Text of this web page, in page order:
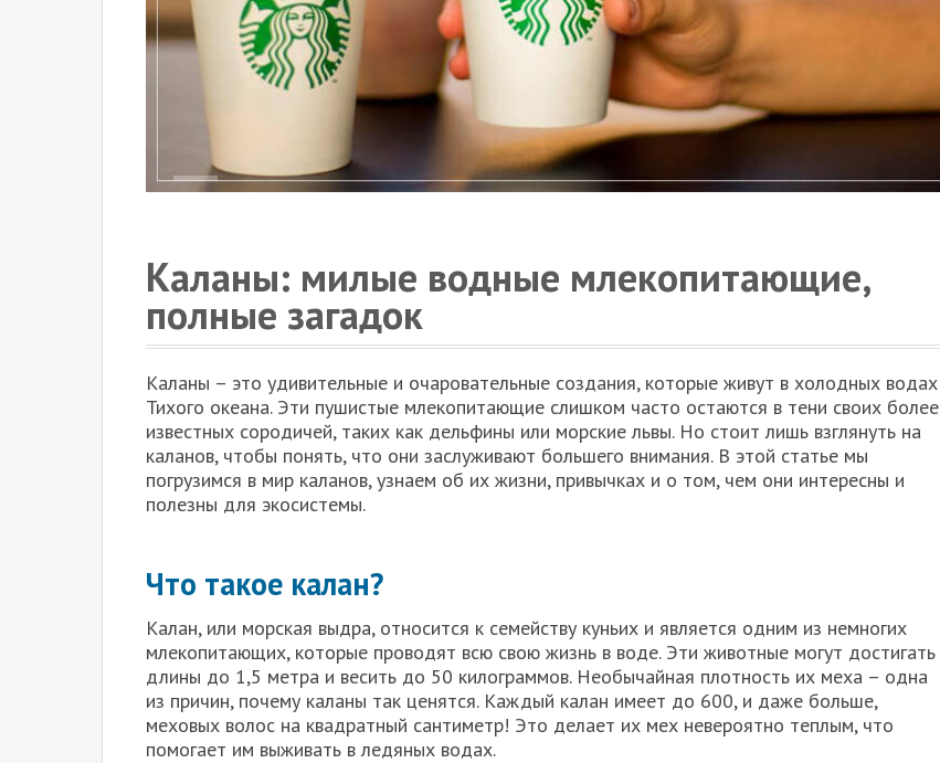
Каланы: милые водные млекопитающие,
полные загадок
Каланы – это удивительные и очаровательные создания, которые живут в холодных водах
Тихого океана. Эти пушистые млекопитающие слишком часто остаются в тени своих более
известных сородичей, таких как дельфины или морские львы. Но стоит лишь взглянуть на
каланов, чтобы понять, что они заслуживают большего внимания. В этой статье мы
погрузимся в мир каланов, узнаем об их жизни, привычках и о том, чем они интересны и
полезны для экосистемы.
Что такое калан?
Калан, или морская выдра, относится к семейству куньих и является одним из немногих
млекопитающих, которые проводят всю свою жизнь в воде. Эти животные могут достигать
длины до 1,5 метра и весить до 50 килограммов. Необычайная плотность их меха – одна
из причин, почему каланы так ценятся. Каждый калан имеет до 600, и даже больше,
меховых волос на квадратный сантиметр! Это делает их мех невероятно теплым, что
помогает им выживать в ледяных водах.